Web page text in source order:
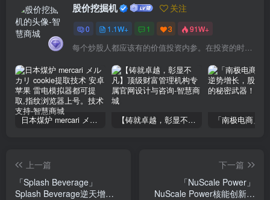
股价挖掘机 关注
0 1.1W+ 1 3 91W+
每个炒股人都应该有的价值投资内参。在投资的时候，我们把自己看成是企业分析师——而不是市场分析师，也不是宏观经济分析师，更不是证券分析师。
日本煤炉 mercari メルカリ cookie提取技术 安卓 苹果 雷电模拟器都可提取,指纹浏览器上号。技术支持 【铸就卓越，彰显不凡】顶级财富管理机构专属官网设计与咨询
上一篇
「Splash Beverage」
Splash Beverage逆天增长
下一篇
「NuScale Power」
NuScale Power核能创新领